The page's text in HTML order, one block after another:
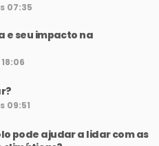
07:35
e seu impacto na
09:51
pode ajudar a lidar com as